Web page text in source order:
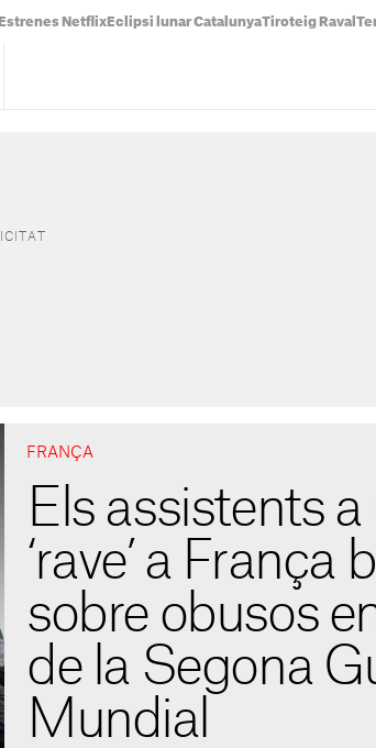
Estrenes Netflix Eclipsi lunar CatalunyaTiroteig Raval
FRANÇA
Els assistents a
‘rave’ a França
sobre obusos
de la Segona
Mundial